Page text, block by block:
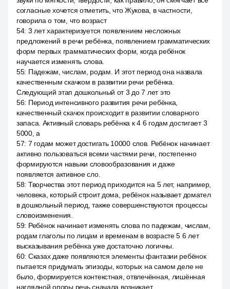
согласные хочется отметить, что Жукова, в частности,
говорила о том, что возраст
54: 3 лет характеризуется появлением несложных
предложений в речи ребёнка, появлением грамматических
форм первых грамматических форм, когда ребёнок
научается изменять слова.
55: Падежам, числам, родам. И этот период она назвала
качественным скачком в развитии речи ребёнка.
Следующий этап дошкольный от 3 до 7 лет это
56: Период интенсивного развития речи ребёнка,
качественный скачок происходит в развитии словарного
запаса. Активный словарь ребёнка к 4 6 годам достигает 3
5000, а
57: 7 годам может достигать 10000 слов. Ребёнок начинает
активно пользоваться всеми частями речи, постепенно
формируются навыки словообразования и даже
появляется активное сло.
58: Творчества этот период приходится на 5 лет, например,
человека, который строит дома, ребёнок называет домател
в дошкольный период, также совершенствуются процессы
словоизменения.
59: Ребёнок начинает изменять слова по падежам, числам,
родам глаголы по лицам и временам в возрасте 5 6 лет
высказывания ребёнка уже достаточно логичны.
60: Сказах даже появляются элементы фантазии ребёнок
пытается придумать эпизоды, которых на самом деле не
было, формируется контекстная, отвлечённая, лишённая
наглядной опоры речь сначала возникает